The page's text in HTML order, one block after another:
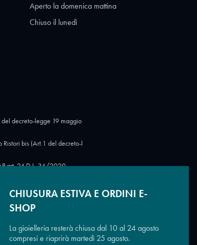
Aperto la domenica mattina
Chiuso il lunedì
decreto-legge 19 maggio
bis (Art.1 del decreto-l
art. 24 D.L. 34/2020.
nazionale degli aiuti di
07723780966.https://ww
CHIUSURA ESTIVA E ORDINI E-
SHOP
La gioielleria resterà chiusa dal 10 al 24 agosto
compresi e riaprirà martedì 25 agosto.